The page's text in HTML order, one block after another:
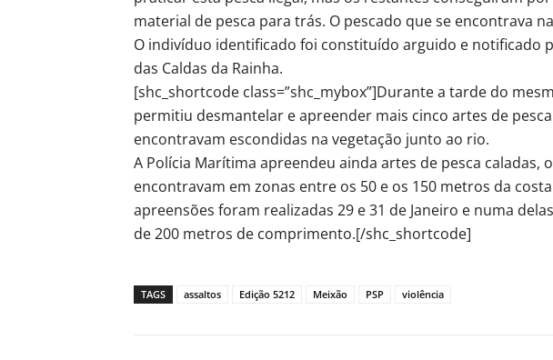
material de pesca para trás. O pescado que se encontrava
O indivíduo identificado foi constituído arguido e notificado
das Caldas da Rainha.
[shc_shortcode class=”shc_mybox”]Durante a tarde do
permitiu desmantelar e apreender mais cinco artes de
encontravam escondidas na vegetação junto ao rio.
A Polícia Marítima apreendeu ainda artes de pesca caladas,
encontravam em zonas entre os 50 e os 150 metros da
apreensões foram realizadas 29 e 31 de Janeiro e numa
de 200 metros de comprimento.[/shc_shortcode]
TAGS assaltos Edição 5212 Meixão PSP violência